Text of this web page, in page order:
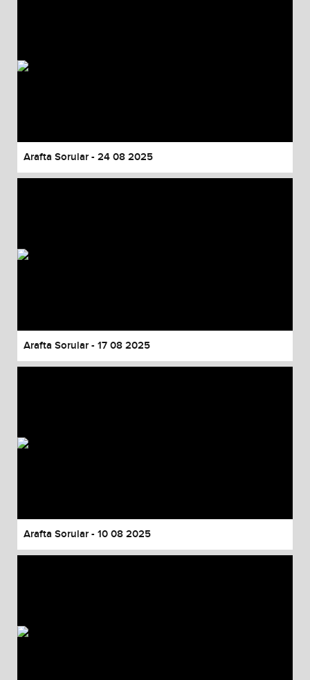
Arafta Sorular - 24 08 2025
Arafta Sorular - 17 08 2025
Arafta Sorular - 10 08 2025